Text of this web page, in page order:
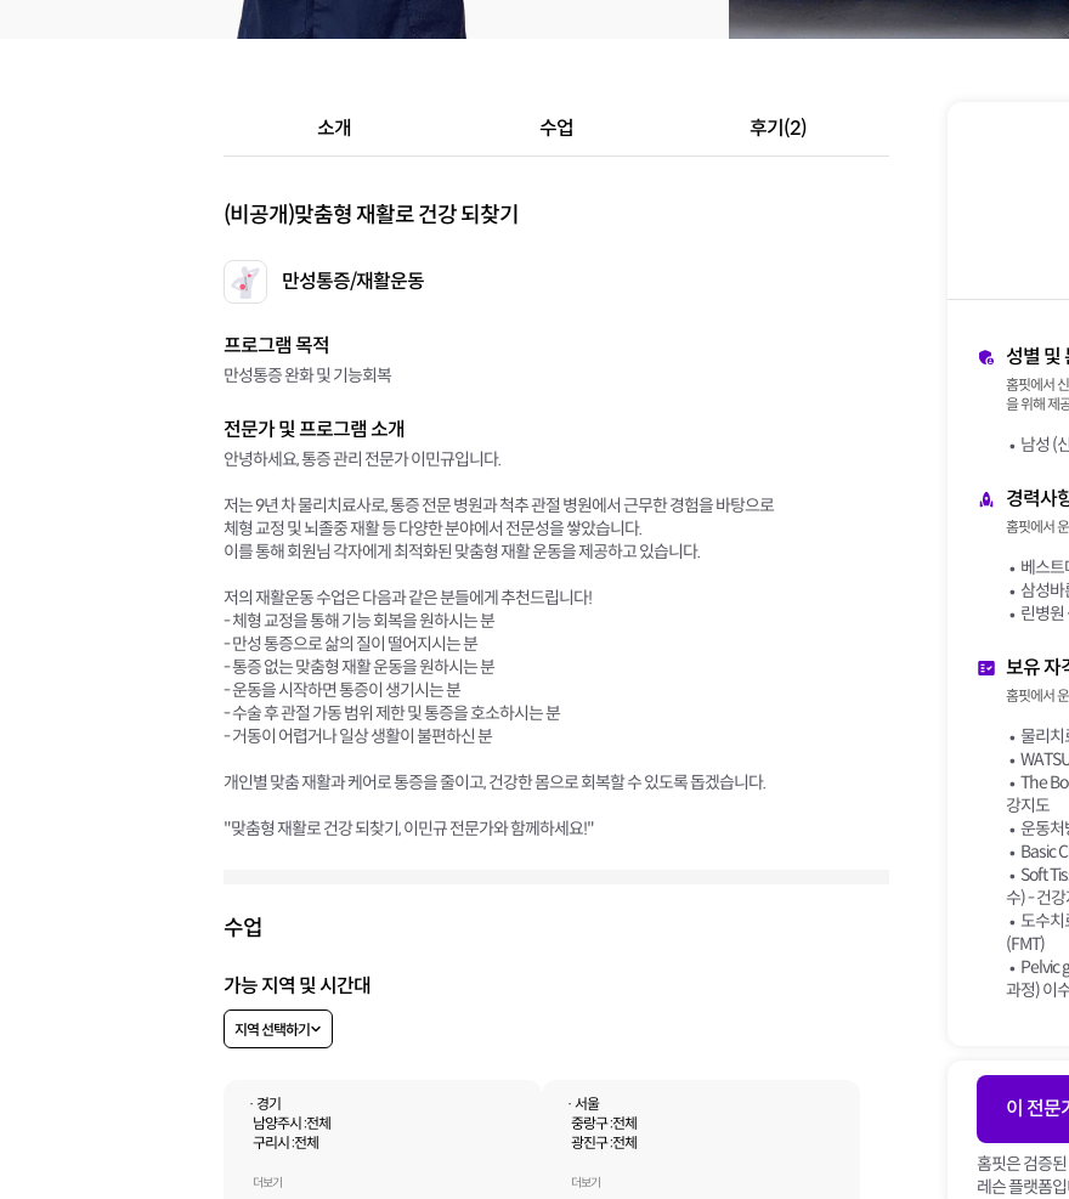
소개 수업 후기(2)
(비공개)맞춤형 재활로 건강 되찾기
만성통증/재활운동
프로그램 목적
만성통증 완화 및 기능회복
전문가 및 프로그램 소개
안녕하세요, 통증 관리 전문가 이민규입니다.
저는 9년 차 물리치료사로, 통증 전문 병원과 척추 관절 병원에서 근무한 경험을 바탕으로
체형 교정 및 뇌졸중 재활 등 다양한 분야에서 전문성을 쌓았습니다.
이를 통해 회원님 각자에게 최적화된 맞춤형 재활 운동을 제공하고 있습니다.
저의 재활운동 수업은 다음과 같은 분들에게 추천드립니다!
- 체형 교정을 통해 기능 회복을 원하시는 분
- 만성 통증으로 삶의 질이 떨어지시는 분
- 통증 없는 맞춤형 재활 운동을 원하시는 분
- 운동을 시작하면 통증이 생기시는 분
- 수술 후 관절 가동 범위 제한 및 통증을 호소하시는 분
- 거동이 어렵거나 일상 생활이 불편하신 분
개인별 맞춤 재활과 케어로 통증을 줄이고, 건강한 몸으로 회복할 수 있도록 돕겠습니다.
"맞춤형 재활로 건강 되찾기, 이민규 전문가와 함께하세요!"
수업
가능 지역 및 시간대
지역 선택하기
· 경기
남양주시 :전체
구리시 :전체
더보기
· 서울
중랑구 :전체
광진구 :전체
송파구 :
더보기
성별 및
홈핏에서
을 위해 제
남성 (
경력사
홈핏에서
베스
삼성바
린병원
보유 자
홈핏에서
물리치
The
강지도
운동처
Basic
Soft
수) - 건
도수
(FMT)
Pelvic
과정) 이
이 전문
홈핏은 검증
레슨 플랫폼